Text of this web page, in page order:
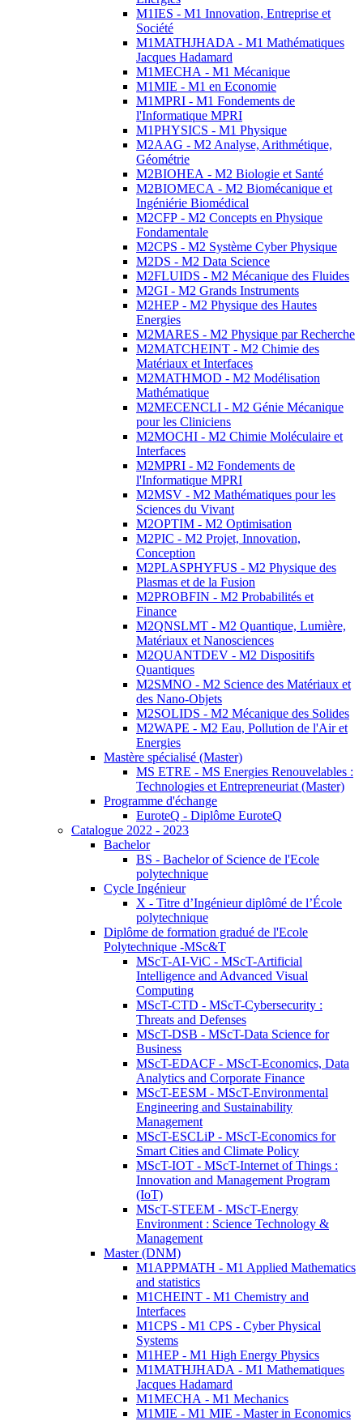
M1IES - M1 Innovation, Entreprise et
Société
M1MATHJHADA - M1 Mathématiques
Jacques Hadamard
M1MECHA - M1 Mécanique
M1MIE - M1 en Economie
M1MPRI - M1 Fondements de
l'Informatique MPRI
M1PHYSICS - M1 Physique
M2AAG - M2 Analyse, Arithmétique,
Géométrie
M2BIOHEA - M2 Biologie et Santé
M2BIOMECA - M2 Biomécanique et
Ingéniérie Biomédical
M2CFP - M2 Concepts en Physique
Fondamentale
M2CPS - M2 Système Cyber Physique
M2DS - M2 Data Science
M2FLUIDS - M2 Mécanique des Fluides
M2GI - M2 Grands Instruments
M2HEP - M2 Physique des Hautes
Energies
M2MARES - M2 Physique par Recherche
M2MATCHEINT - M2 Chimie des
Matériaux et Interfaces
M2MATHMOD - M2 Modélisation
Mathématique
M2MECENCLI - M2 Génie Mécanique
pour les Cliniciens
M2MOCHI - M2 Chimie Moléculaire et
Interfaces
M2MPRI - M2 Fondements de
l'Informatique MPRI
M2MSV - M2 Mathématiques pour les
Sciences du Vivant
M2OPTIM - M2 Optimisation
M2PIC - M2 Projet, Innovation,
Conception
M2PLASPHYFUS - M2 Physique des
Plasmas et de la Fusion
M2PROBFIN - M2 Probabilités et
Finance
M2QNSLMT - M2 Quantique, Lumière,
Matériaux et Nanosciences
M2QUANTDEV - M2 Dispositifs
Quantiques
M2SMNO - M2 Science des Matériaux et
des Nano-Objets
M2SOLIDS - M2 Mécanique des Solides
M2WAPE - M2 Eau, Pollution de l'Air et
Energies
Mastère spécialisé (Master)
MS ETRE - MS Energies Renouvelables :
Technologies et Entrepreneuriat (Master)
Programme d'échange
EuroteQ - Diplôme EuroteQ
Catalogue 2022 - 2023
Bachelor
BS - Bachelor of Science de l'Ecole
polytechnique
Cycle Ingénieur
X - Titre d’Ingénieur diplômé de l’École
polytechnique
Diplôme de formation gradué de l'Ecole
Polytechnique -MSc&T
MScT-AI-ViC - MScT-Artificial
Intelligence and Advanced Visual
Computing
MScT-CTD - MScT-Cybersecurity :
Threats and Defenses
MScT-DSB - MScT-Data Science for
Business
MScT-EDACF - MScT-Economics, Data
Analytics and Corporate Finance
MScT-EESM - MScT-Environmental
Engineering and Sustainability
Management
MScT-ESCLiP - MScT-Economics for
Smart Cities and Climate Policy
MScT-IOT - MScT-Internet of Things :
Innovation and Management Program
(IoT)
MScT-STEEM - MScT-Energy
Environment : Science Technology &
Management
Master (DNM)
M1APPMATH - M1 Applied Mathematics
and statistics
M1CHEINT - M1 Chemistry and
Interfaces
M1CPS - M1 CPS - Cyber Physical
Systems
M1HEP - M1 High Energy Physics
M1MATHJHADA - M1 Mathematiques
Jacques Hadamard
M1MECHA - M1 Mechanics
M1MIE - M1 MIE - Master in Economics